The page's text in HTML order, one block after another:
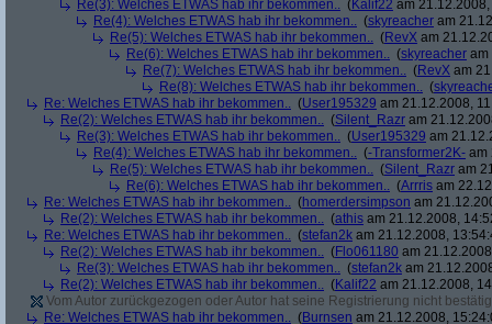
Re(3): Welches ETWAS hab ihr bekommen.. (Kalif22 am
Re(4): Welches ETWAS hab ihr bekommen.. (skyreacher am
Re(5): Welches ETWAS hab ihr bekommen.. (RevX am
Re(6): Welches ETWAS hab ihr bekommen.. (skyreacher am
Re(7): Welches ETWAS hab ihr bekommen.. (RevX am
Re(8): Welches ETWAS hab ihr bekommen.. (
Re: Welches ETWAS hab ihr bekommen.. (User195329 am 21.12.2008,
Re(2): Welches ETWAS hab ihr bekommen.. (Silent_Razr am
Re(3): Welches ETWAS hab ihr bekommen.. (User195329 am
Re(4): Welches ETWAS hab ihr bekommen.. (-Transformer2K- am
Re(5): Welches ETWAS hab ihr bekommen.. (Silent_Razr am
Re(6): Welches ETWAS hab ihr bekommen.. (Arrris am
Re: Welches ETWAS hab ihr bekommen.. (homerdersimpson am
Re(2): Welches ETWAS hab ihr bekommen.. (athis am 21.12.2008,
Re: Welches ETWAS hab ihr bekommen.. (stefan2k am 21.12.2008,
Re(2): Welches ETWAS hab ihr bekommen.. (Flo061180 am
Re(3): Welches ETWAS hab ihr bekommen.. (stefan2k am
Re(2): Welches ETWAS hab ihr bekommen.. (Kalif22 am 21.12.2008,
Vom Autor zurückgezogen oder Autor hat seine Registrierung nicht
Re: Welches ETWAS hab ihr bekommen.. (Burnsen am 21.12.2008,